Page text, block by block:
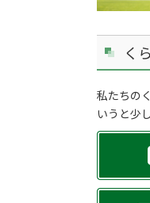
く
私たちの
いうと少